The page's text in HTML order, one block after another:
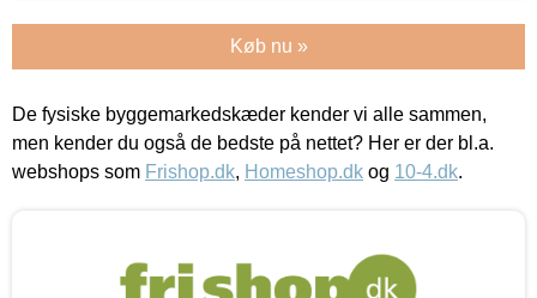
Køb nu »
De fysiske byggemarkedskæder kender vi alle sammen,
men kender du også de bedste på nettet? Her er der bl.a.
webshops som Frishop.dk, Homeshop.dk og 10-4.dk.